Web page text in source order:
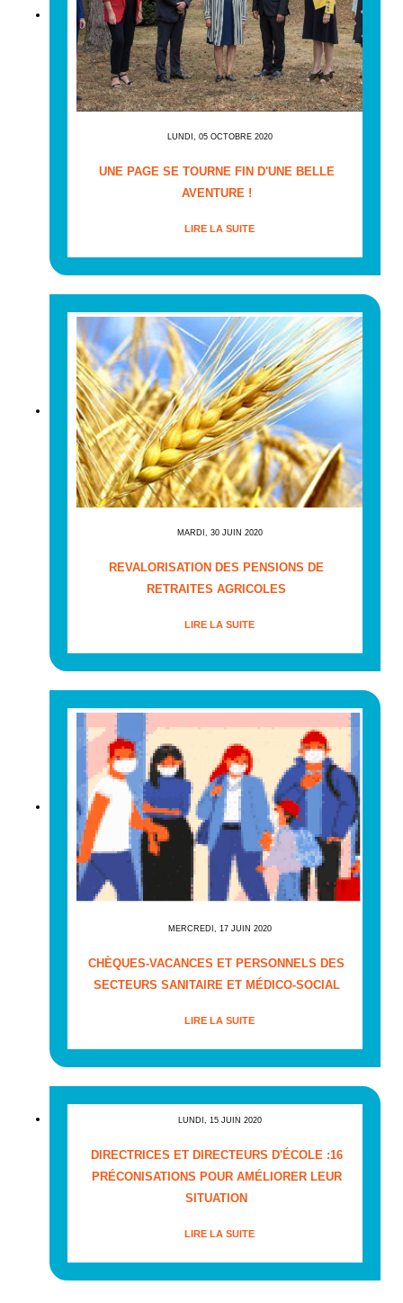
LUNDI, 05 OCTOBRE 2020
UNE PAGE SE TOURNE FIN D'UNE BELLE
AVENTURE !
LIRE LA SUITE
MARDI, 30 JUIN 2020
REVALORISATION DES PENSIONS DE
RETRAITES AGRICOLES
LIRE LA SUITE
MERCREDI, 17 JUIN 2020
CHÈQUES-VACANCES ET PERSONNELS DES
SECTEURS SANITAIRE ET MÉDICO-SOCIAL
LIRE LA SUITE
LUNDI, 15 JUIN 2020
DIRECTRICES ET DIRECTEURS D'ÉCOLE :16
PRÉCONISATIONS POUR AMÉLIORER LEUR
SITUATION
LIRE LA SUITE